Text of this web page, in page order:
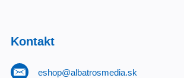
Kontakt
eshop@albatrosmedia.sk